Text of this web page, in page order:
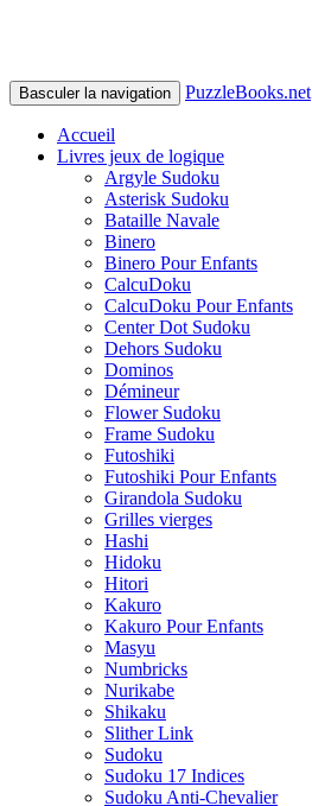
Basculer la navigation PuzzleBooks.net
Accueil
Livres jeux de logique
Argyle Sudoku
Asterisk Sudoku
Bataille Navale
Binero
Binero Pour Enfants
CalcuDoku
CalcuDoku Pour Enfants
Center Dot Sudoku
Dehors Sudoku
Dominos
Démineur
Flower Sudoku
Frame Sudoku
Futoshiki
Futoshiki Pour Enfants
Girandola Sudoku
Grilles vierges
Hashi
Hidoku
Hitori
Kakuro
Kakuro Pour Enfants
Masyu
Numbricks
Nurikabe
Shikaku
Slither Link
Sudoku
Sudoku 17 Indices
Sudoku Anti-Chevalier